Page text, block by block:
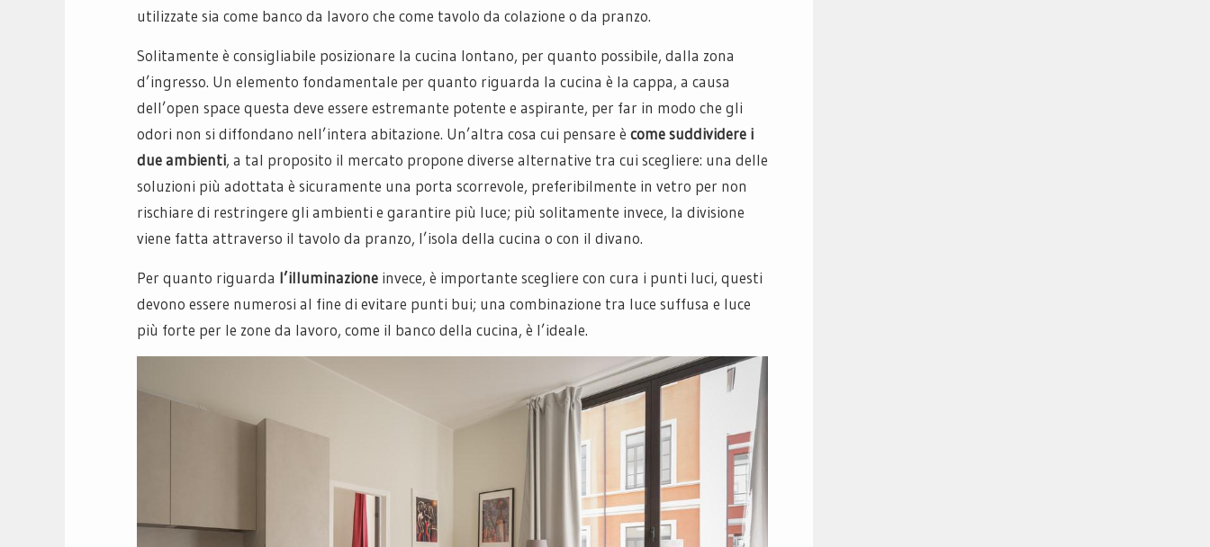
utilizzate sia come banco da lavoro che come tavolo da colazione o da pranzo.
Solitamente è consigliabile posizionare la cucina lontano, per quanto possibile, dalla zona
d’ingresso. Un elemento fondamentale per quanto riguarda la cucina è la cappa, a causa
dell’open space questa deve essere estremante potente e aspirante, per far in modo che gli
odori non si diffondano nell’intera abitazione. Un’altra cosa cui pensare è come suddividere i
due ambienti, a tal proposito il mercato propone diverse alternative tra cui scegliere: una delle
soluzioni più adottata è sicuramente una porta scorrevole, preferibilmente in vetro per non
rischiare di restringere gli ambienti e garantire più luce; più solitamente invece, la divisione
viene fatta attraverso il tavolo da pranzo, l’isola della cucina o con il divano.
Per quanto riguarda l’illuminazione invece, è importante scegliere con cura i punti luci, questi
devono essere numerosi al fine di evitare punti bui; una combinazione tra luce suffusa e luce
più forte per le zone da lavoro, come il banco della cucina, è l’ideale.